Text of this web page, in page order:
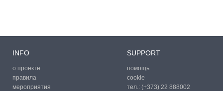
INFO
о проекте
правила
мероприятия
SUPPORT
помощь
cookie
тел.: (+373) 22 888002